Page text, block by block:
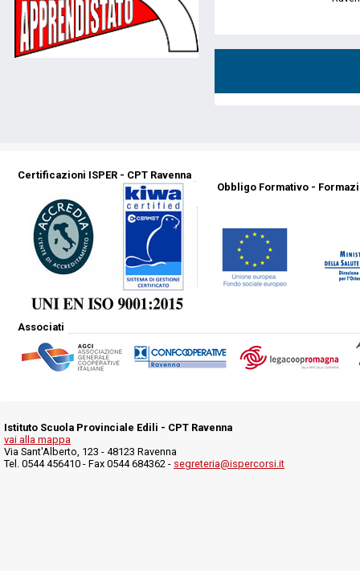
Certificazioni ISPER - CPT Ravenna
Obbligo Formativo -
Associati
Istituto Scuola Provinciale Edili - CPT Ravenna
vai alla mappa
Via Sant'Alberto, 123 - 48123 Ravenna
Tel. 0544 456410 - Fax 0544 684362 - segreteria@ispercorsi.it